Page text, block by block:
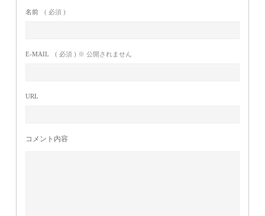
名前 ( 必須 )
E-MAIL ( 必須 ) ※ 公開されません
URL
コメント内容